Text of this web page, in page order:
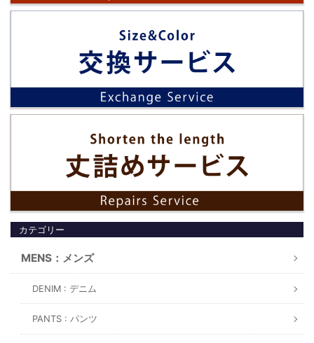
カテゴリー
MENS：メンズ
DENIM : デニム
PANTS : パンツ